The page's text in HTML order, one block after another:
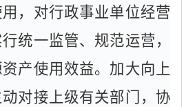
，对行政事业单位经营
统一监管、规范运营，
产使用效益。加大向上
对接上级有关部门，协